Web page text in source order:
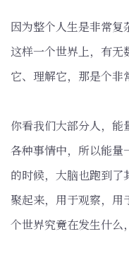
因为整个人生是非常
这样一个世界上，有无
它、理解它，那是个非
你看我们大部分人，能
各种事情中，所以能量
的时候，大脑也跑到
聚起来，用于观察，用
个世界究竟在发生什么